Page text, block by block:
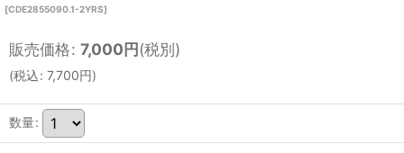
[CDE2855090.1-2YRS]
販売価格: 7,000円(税別)
(税込: 7,700円)
数量: